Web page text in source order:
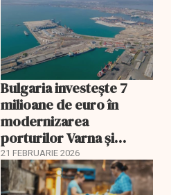
Bulgaria investește 7
milioane de euro în
modernizarea
porturilor Varna și
Burgas
21 FEBRUARIE 2026